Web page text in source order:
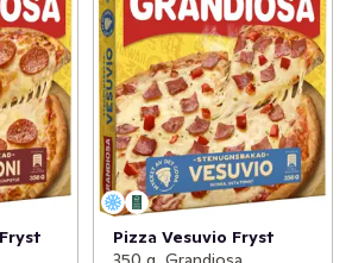
Pizza Vesuvio Fryst